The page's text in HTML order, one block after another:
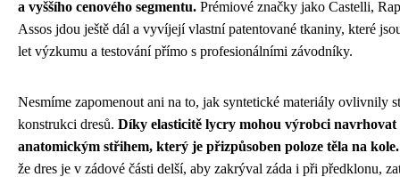
a vyššího cenového segmentu. Prémiové značky jako Castelli,
Assos jdou ještě dál a vyvíjejí vlastní patentované tkaniny, které
let výzkumu a testování přímo s profesionálními závodníky.
Nesmíme zapomenout ani na to, jak syntetické materiály ovlivnily
konstrukci dresů. Díky elasticitě lycry mohou výrobci navrhovat
anatomickým střihem, který je přizpůsoben poloze těla na kole.
že dres je v zádové části delší, aby zakrýval záda i při předklonu,